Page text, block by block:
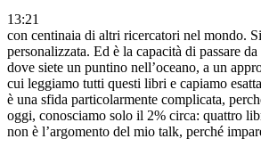
13:21
con centinaia di altri ricercatori nel mondo.
personalizzata. Ed è la capacità di passare
dove siete un puntino nell’oceano, a un
cui leggiamo tutti questi libri e capiamo
è una sfida particolarmente complicata,
oggi, conosciamo solo il 2% circa: quattro
non è l’argomento del mio talk, perché